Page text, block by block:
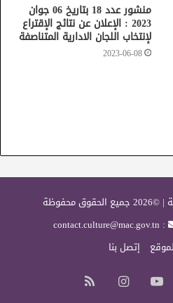
منشور عدد 18 بتاريخ 06 جوان
2023 : الإعلان عن نتائج الإقتراع
لإنتخاب اللجان الادارية المتناصفة
2023-06-08
محفوظة
: contact.culture@mac.gov.tn
إتصل بنا
تويتر يوتيوب انستقرام